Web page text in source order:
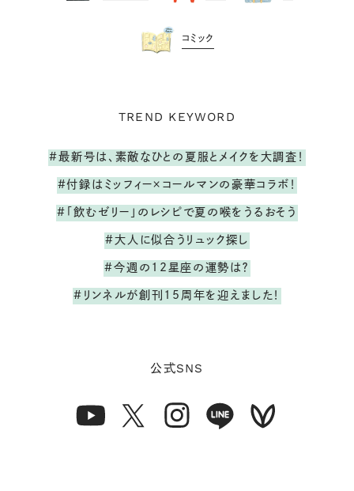
コミック
TREND KEYWORD
#最新号は、素敵なひとの夏服とメイクを大調査！
#付録はミッフィー×コールマンの豪華コラボ！
#「飲むゼリー」のレシピで夏の喉をうるおそう
#大人に似合うリュック探し
#今週の12星座の運勢は？
#リンネルが創刊15周年を迎えました！
公式SNS